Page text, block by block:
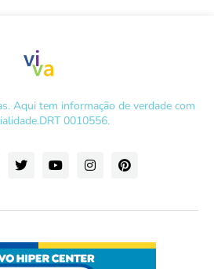
Aqui tem informação de verdade com
0010556.